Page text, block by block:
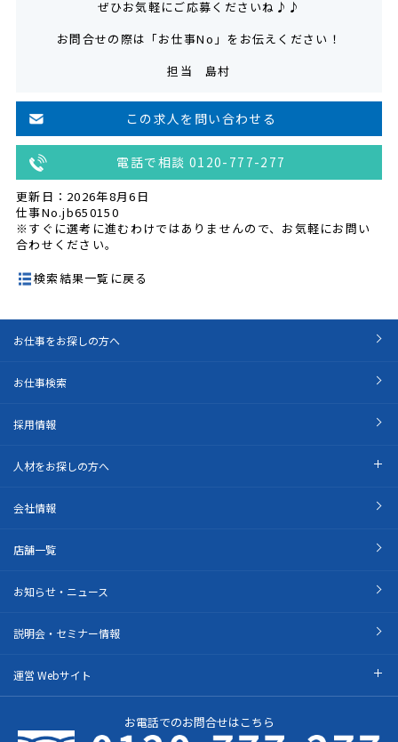
ぜひお気軽にご応募くださいね♪♪
お問合せの際は「お仕事No」をお伝えください！
担当 島村
この求人を問い合わせる
電話で相談 0120-777-277
更新日：2026年8月6日
仕事No.jb650150
※すぐに選考に進むわけではありませんので、お気軽にお問い
合わせください。
検索結果一覧に戻る
お仕事をお探しの方へ
お仕事検索
採用情報
人材をお探しの方へ
会社情報
店舗一覧
お知らせ・ニュース
説明会・セミナー情報
運営 Webサイト
お電話でのお問合せはこちら